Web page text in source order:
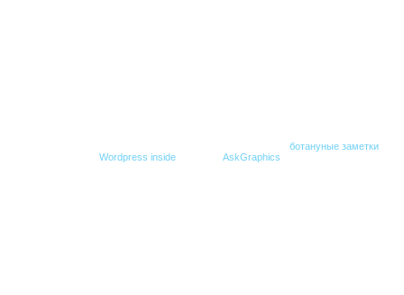
ботануные заметки
Wordpress inside AskGraphics